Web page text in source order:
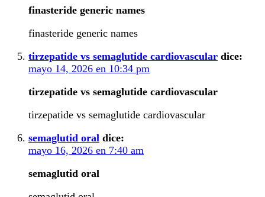
finasteride generic names
finasteride generic names
tirzepatide vs semaglutide cardiovascular dice:
mayo 14, 2026 en 10:34 pm
tirzepatide vs semaglutide cardiovascular
tirzepatide vs semaglutide cardiovascular
semaglutid oral dice:
mayo 16, 2026 en 7:40 am
semaglutid oral